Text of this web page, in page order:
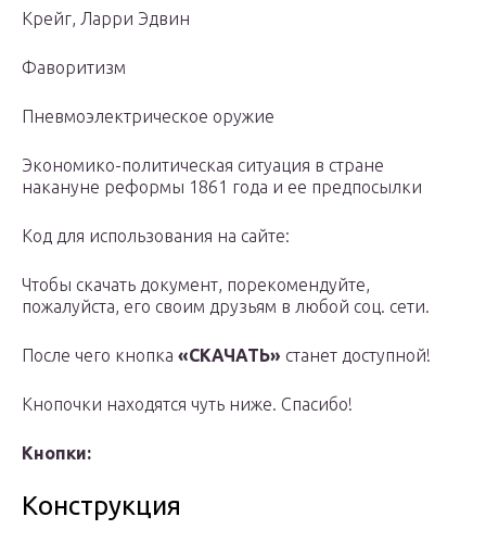
Крейг, Ларри Эдвин
Фаворитизм
Пневмоэлектрическое оружие
Экономико-политическая ситуация в стране
накануне реформы 1861 года и ее предпосылки
Код для использования на сайте:
Чтобы скачать документ, порекомендуйте,
пожалуйста, его своим друзьям в любой соц. сети.
После чего кнопка «СКАЧАТЬ» станет доступной!
Кнопочки находятся чуть ниже. Спасибо!
Кнопки:
Конструкция